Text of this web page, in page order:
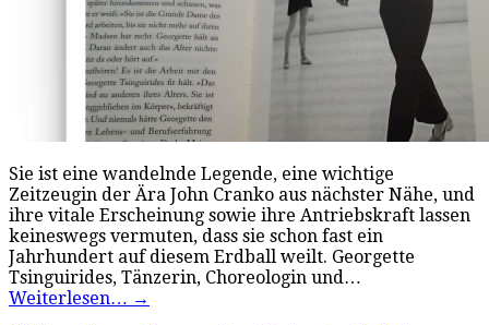
Sie ist eine wandelnde Legende, eine wichtige
Zeitzeugin der Ära John Cranko aus nächster Nähe, und
ihre vitale Erscheinung sowie ihre Antriebskraft lassen
keineswegs vermuten, dass sie schon fast ein
Jahrhundert auf diesem Erdball weilt. Georgette
Tsinguirides, Tänzerin, Choreologin und…
Weiterlesen… →